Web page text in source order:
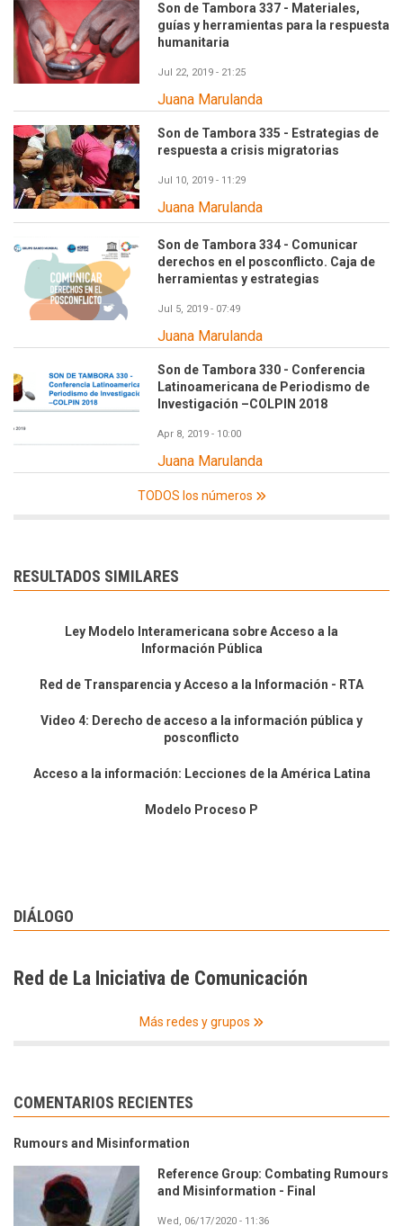
Son de Tambora 337 - Materiales,
guías y herramientas para la respuesta
humanitaria
Jul 22, 2019 - 21:25
Juana Marulanda
Son de Tambora 335 - Estrategias de
respuesta a crisis migratorias
Jul 10, 2019 - 11:29
Juana Marulanda
Son de Tambora 334 - Comunicar
derechos en el posconflicto. Caja de
herramientas y estrategias
Jul 5, 2019 - 07:49
Juana Marulanda
Son de Tambora 330 - Conferencia
Latinoamericana de Periodismo de
Investigación –COLPIN 2018
Apr 8, 2019 - 10:00
Juana Marulanda
TODOS los números
RESULTADOS SIMILARES
Ley Modelo Interamericana sobre Acceso a la
Información Pública
Red de Transparencia y Acceso a la Información - RTA
Video 4: Derecho de acceso a la información pública y
posconflicto
Acceso a la información: Lecciones de la América Latina
Modelo Proceso P
DIÁLOGO
Red de La Iniciativa de Comunicación
Más redes y grupos
COMENTARIOS RECIENTES
Rumours and Misinformation
Reference Group: Combating Rumours
and Misinformation - Final
Wed, 06/17/2020 - 11:36